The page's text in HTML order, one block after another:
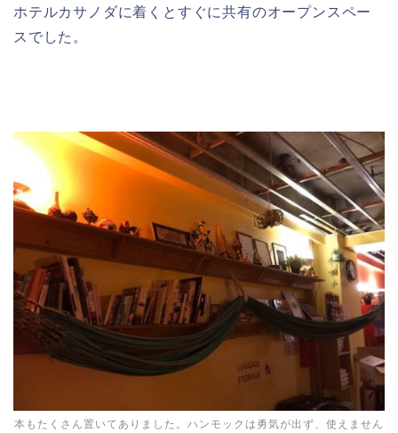
ホテルカサノダに着くとすぐに共有のオープンスペー
スでした。
本もたくさん置いてありました。ハンモックは勇気が出ず、使えません